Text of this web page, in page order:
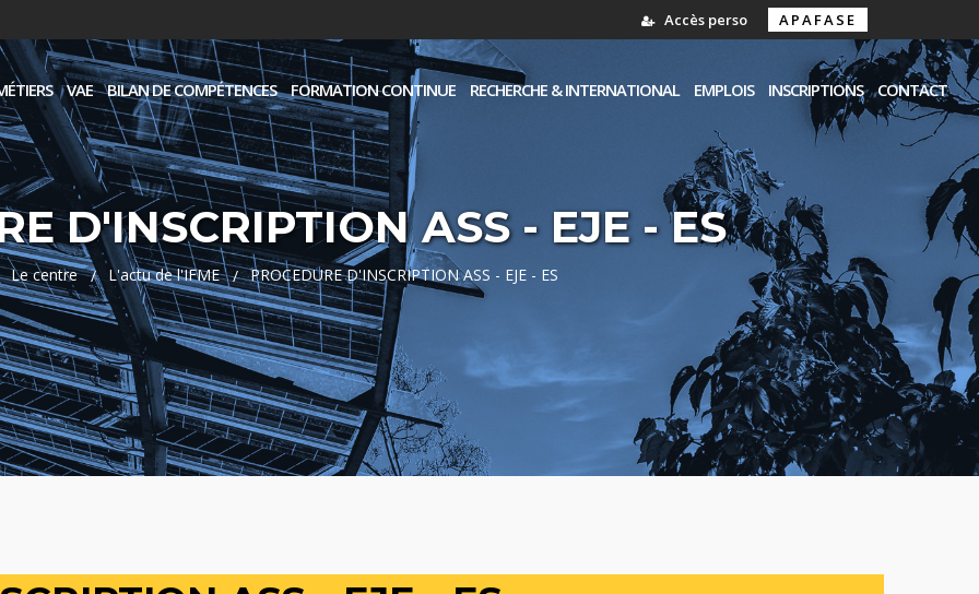
Accès perso APAFASE
VAE BILAN DE COMPÉTENCES FORMATION CONTINUE RECHERCHE & INTERNATIONAL EMPLOIS INSCRIPTIONS CONTACT
D'INSCRIPTION ASS - EJE - ES
Le centre L'actu de l'IFME PROCEDURE D'INSCRIPTION ASS - EJE - ES